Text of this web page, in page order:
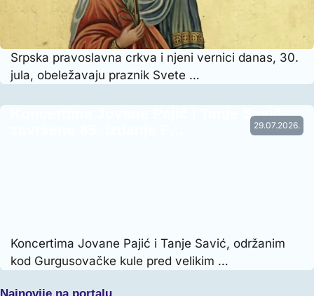
Srpska pravoslavna crkva i njeni vernici danas, 30.
jula, obeležavaju praznik Svete …
29.07.2026.
Koncertima Jovane Pajić i Tanje Savić
Koncertima Jovane Pajić i Tanje Savić, održanim
kod Gurgusovačke kule pred velikim …